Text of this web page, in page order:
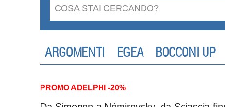
ARGOMENTI EGEA BOCCONI UP
PROMO ADELPHI -20%